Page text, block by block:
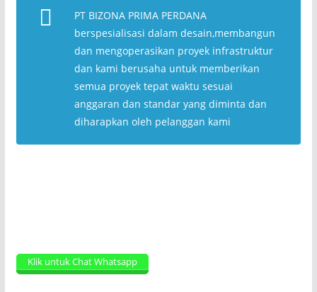
PT BIZONA PRIMA PERDANA
berspesialisasi dalam desain,membangun
dan mengoperasikan proyek infrastruktur
dan kami berusaha untuk memberikan
semua proyek tepat waktu sesuai
anggaran dan standar yang diminta dan
diharapkan oleh pelanggan kami
Klik untuk Chat Whatsapp